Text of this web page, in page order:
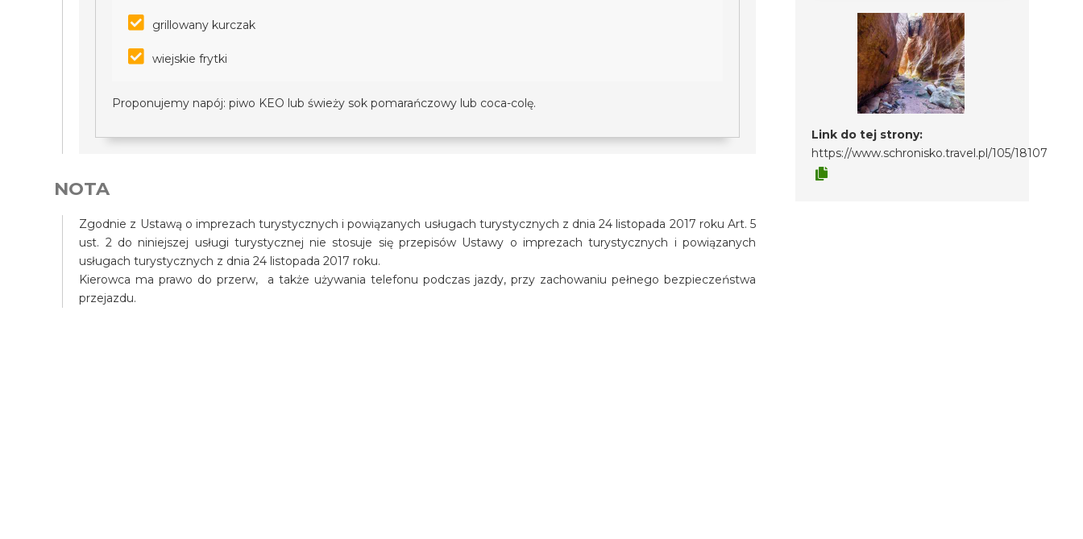
Link do tej strony:
https://www.schronisko.travel.pl/105/18107
grillowany kurczak
wiejskie frytki
Proponujemy napój: piwo KEO lub świeży sok pomarańczowy lub coca-colę.
NOTA
Zgodnie z Ustawą o imprezach turystycznych i powiązanych usługach turystycznych z dnia 24 listopada 2017 roku Art. 5
ust. 2 do niniejszej usługi turystycznej nie stosuje się przepisów Ustawy o imprezach turystycznych i powiązanych
usługach turystycznych z dnia 24 listopada 2017 roku.
Kierowca ma prawo do przerw, a także używania telefonu podczas jazdy, przy zachowaniu pełnego bezpieczeństwa
przejazdu.